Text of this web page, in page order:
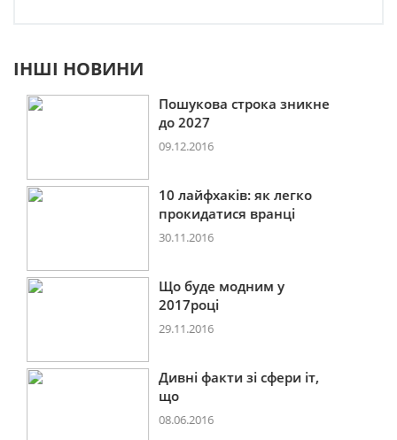
ІНШІ НОВИНИ
Пошукова строка зникне
до 2027
09.12.2016
10 лайфхаків: як легко
прокидатися вранці
30.11.2016
Що буде модним у
2017році
29.11.2016
Дивні факти зі сфери іт,
що
08.06.2016